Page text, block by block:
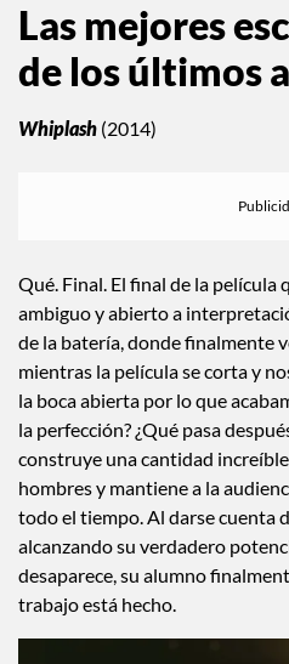
Las mejores
de los últimos
Whiplash (2014)
Qué. Final. El final de la
ambiguo y abierto a
de la batería, donde finalmente
mientras la película se corta y
la boca abierta por lo que
la perfección? ¿Qué pasa
construye una cantidad
hombres y mantiene a la
todo el tiempo. Al darse cuenta
alcanzando su verdadero
desaparece, su alumno
trabajo está hecho.